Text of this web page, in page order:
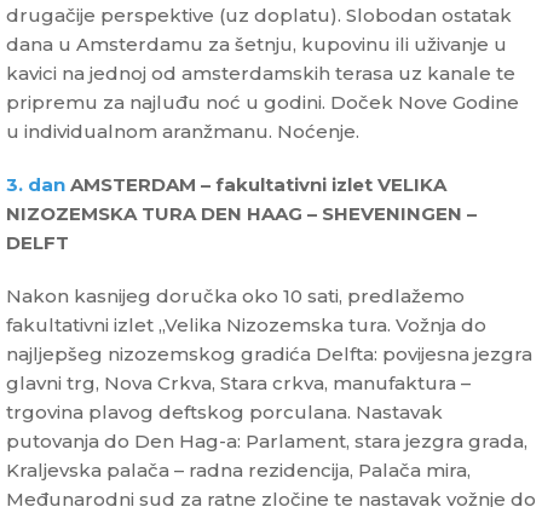
drugačije perspektive (uz doplatu). Slobodan ostatak
dana u Amsterdamu za šetnju, kupovinu ili uživanje u
kavici na jednoj od amsterdamskih terasa uz kanale te
pripremu za najluđu noć u godini. Doček Nove Godine
u individualnom aranžmanu. Noćenje.
3. dan AMSTERDAM – fakultativni izlet VELIKA
NIZOZEMSKA TURA DEN HAAG – SHEVENINGEN –
DELFT
Nakon kasnijeg doručka oko 10 sati, predlažemo
fakultativni izlet „Velika Nizozemska tura. Vožnja do
najljepšeg nizozemskog gradića Delfta: povijesna jezgra
glavni trg, Nova Crkva, Stara crkva, manufaktura –
trgovina plavog deftskog porculana. Nastavak
putovanja do Den Hag-a: Parlament, stara jezgra grada,
Kraljevska palača – radna rezidencija, Palača mira,
Međunarodni sud za ratne zločine te nastavak vožnje do